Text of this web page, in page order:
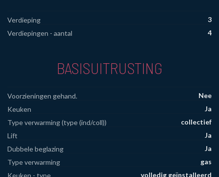
Verdieping
3
Verdiepingen - aantal
4
BASISUITRUSTING
Voorzieningen gehand.
Nee
Keuken
Ja
Type verwarming (type (ind/coll))
collectief
Lift
Ja
Dubbele beglazing
Ja
Type verwarming
gas
Keuken - type
volledig geïnstalleerd